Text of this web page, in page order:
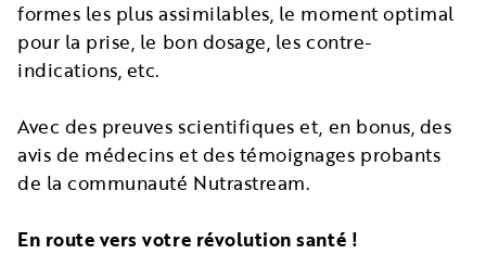
formes les plus assimilables, le moment optimal
pour la prise, le bon dosage, les contre-
indications, etc.
Avec des preuves scientifiques et, en bonus, des
avis de médecins et des témoignages probants
de la communauté Nutrastream.
En route vers votre révolution santé !